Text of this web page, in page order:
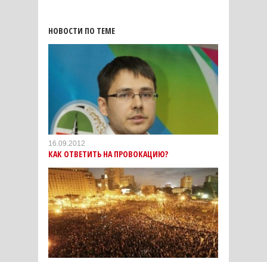
НОВОСТИ ПО ТЕМЕ
16.09.2012
КАК ОТВЕТИТЬ НА ПРОВОКАЦИЮ?